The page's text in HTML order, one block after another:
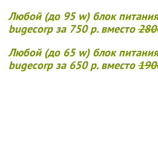
Любой (до 95 w) блок
bugecorp за 750 р. вместо
Любой (до 65 w) блок
bugecorp за 650 р. вместо